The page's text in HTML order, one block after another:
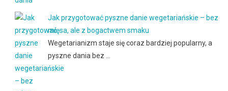
Jak przygotować pyszne danie wegetariańskie – bez
mięsa, ale z bogactwem smaku
Wegetarianizm staje się coraz bardziej popularny, a
pyszne dania bez …